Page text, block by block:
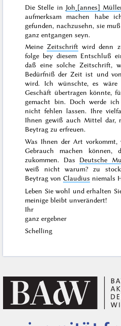
Die Stelle in Joh˖[annes]
aufmerksam machen habe
gefunden, nachzusehn, sie
ganz entgangen seyn.
MeineZeitschrift wird denn
folge bey diesem Entschluß
daß eine solche Zeitschrift,
Bedürfniß der Zeit ist und
wird. Ich wünschte, es
Geschäft übertragen könnte,
gemacht bin. Doch werde
nicht fehlen lassen. Ihre
Ihnen gewiß auch Mittel dar,
Beytrag zu erfreuen.
Was Ihnen der Art vorkommt,
Gebrauch machen
zukommen. Das Deutsche
weiß nicht warum? zu
Beytrag vonClaudius niemals
Leben Sie wohl und erhalten
meinige bleibt unverändert!
Ihr
ganz ergebner
Schelling